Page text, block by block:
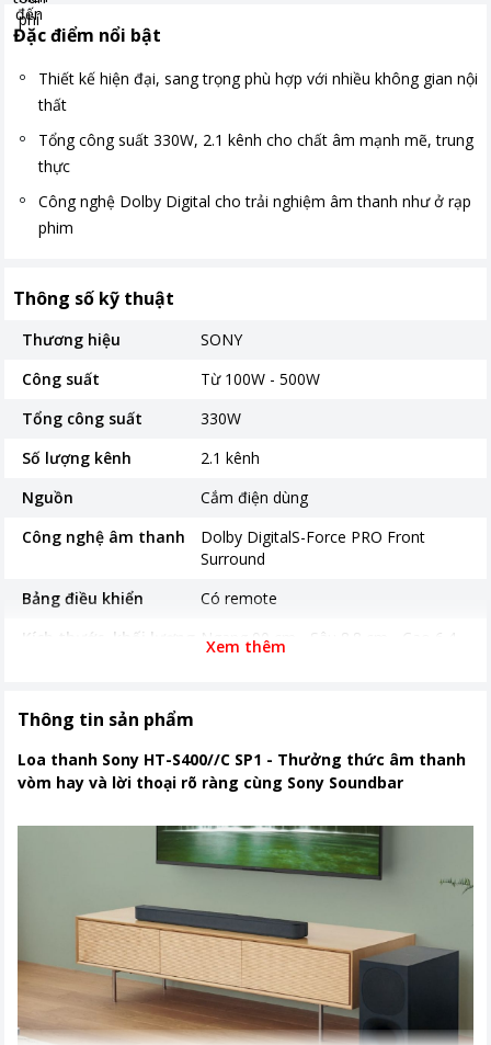
Đặc điểm nổi bật
Thiết kế hiện đại, sang trọng phù hợp với nhiều không gian nội
thất
Tổng công suất 330W, 2.1 kênh cho chất âm mạnh mẽ, trung
thực
Công nghệ Dolby Digital cho trải nghiệm âm thanh như ở rạp
phim
Thông số kỹ thuật
Thương hiệu
SONY
Công suất
Từ 100W - 500W
Tổng công suất
330W
Số lượng kênh
2.1 kênh
Nguồn
Cắm điện dùng
Công nghệ âm thanh
Dolby DigitalS-Force PRO Front
Surround
Bảng điều khiển
Có remote
Kích thước, khối lượng
Ngang 90 cm - Sâu 8.8 cm - Cao 6.4
cm - Nặng 2.4 kg
Khoảng giá
Từ 5 - 10 triệu
Xem thêm
Thông tin sản phẩm
Loa thanh Sony HT-S400//C SP1 - Thưởng thức âm thanh
vòm hay và lời thoại rõ ràng cùng Sony Soundbar